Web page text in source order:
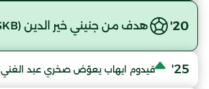
20' هدف من جنيني خير الدين (ESKB)
25' قيدوم ايهاب يعوّض صخري عبد الغني